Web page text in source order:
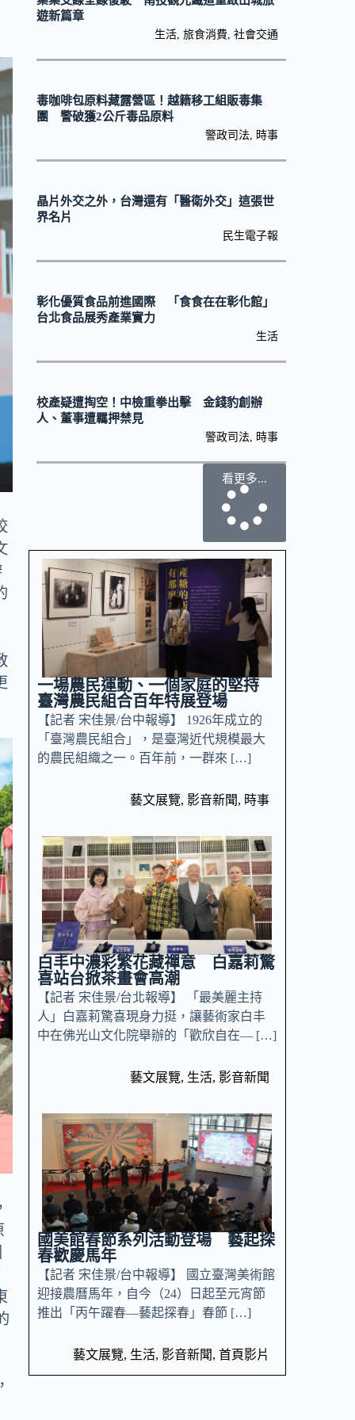
遊新篇章
生活, 旅食消費, 社會交通
毒咖啡包原料藏露營區！越籍移工組販毒集
團 警破獲2公斤毒品原料
警政司法, 時事
晶片外交之外，台灣還有「醫衛外交」這張世
界名片
民生電子報
彰化優質食品前進國際 「食食在在彰化館」
台北食品展秀產業實力
生活
校產疑遭掏空！中檢重拳出擊 金錢豹創辦
人、董事遭羈押禁見
警政司法, 時事
看更多...
一場農民運動、一個家庭的堅持
臺灣農民組合百年特展登場
【記者 宋佳景/台中報導】 1926年成立的
「臺灣農民組合」，是臺灣近代規模最大
的農民組織之一。百年前，一群來 […]
藝文展覽, 影音新聞, 時事
白丰中濃彩繁花藏禪意 白嘉莉驚
喜站台掀茶畫會高潮
【記者 宋佳景/台北報導】 「最美麗主持
人」白嘉莉驚喜現身力挺，讓藝術家白丰
中在佛光山文化院舉辦的「歡欣自在— […]
藝文展覽, 生活, 影音新聞
國美館春節系列活動登場 藝起探
春歡慶馬年
【記者 宋佳景/台中報導】 國立臺灣美術館
迎接農曆馬年，自今（24）日起至元宵節
推出「丙午躍春—藝起探春」春節 […]
藝文展覽, 生活, 影音新聞, 首頁影片